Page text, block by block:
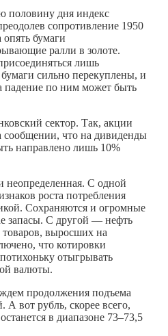
половину дня индекс
сопротивление 1950
бумаги
ралли в золоте.
лишь
сильно перекуплены, и
падение по ним может быть
сектор. Так, акции
что на дивиденды
направлено лишь 10%
неопределенная. С одной
роста потребления
Сохраняются и огромные
запасы. С другой — нефть
товаров, выросших на
что котировки
отыгрывать
валюты.
продолжения подъема
А вот рубль, скорее всего,
в диапазоне 73–73,5